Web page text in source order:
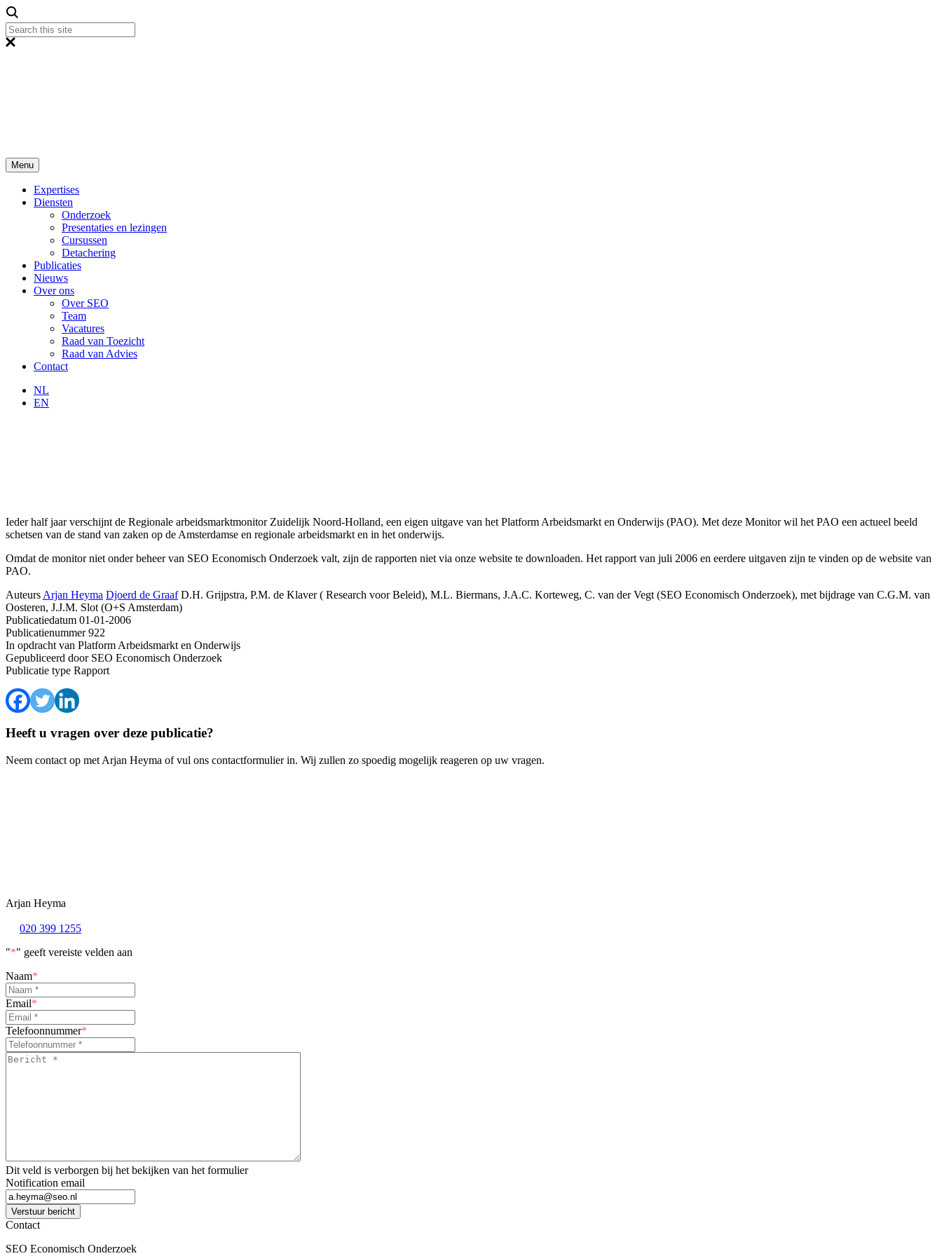
Menu
Expertises
Diensten
Onderzoek
Presentaties en lezingen
Cursussen
Detachering
Publicaties
Nieuws
Over ons
Over SEO
Team
Vacatures
Raad van Toezicht
Raad van Advies
Contact
NL
EN
Ieder half jaar verschijnt de Regionale arbeidsmarktmonitor Zuidelijk Noord-Holland, een eigen uitgave van het Platform Arbeidsmarkt en Onderwijs (PAO). Met deze Monitor wil het PAO een actueel beeld
schetsen van de stand van zaken op de Amsterdamse en regionale arbeidsmarkt en in het onderwijs.
Omdat de monitor niet onder beheer van SEO Economisch Onderzoek valt, zijn de rapporten niet via onze website te downloaden. Het rapport van juli 2006 en eerdere uitgaven zijn te vinden op de website van
PAO.
Auteurs Arjan Heyma Djoerd de Graaf D.H. Grijpstra, P.M. de Klaver ( Research voor Beleid), M.L. Biermans, J.A.C. Korteweg, C. van der Vegt (SEO Economisch Onderzoek), met bijdrage van C.G.M. van
Oosteren, J.J.M. Slot (O+S Amsterdam)
Publicatiedatum 01-01-2006
Publicatienummer922
In opdracht van Platform Arbeidsmarkt en Onderwijs
Gepubliceerd doorSEO Economisch Onderzoek
Publicatie type Rapport
Heeft u vragen over deze publicatie?
Neem contact op met Arjan Heyma of vul ons contactformulier in. Wij zullen zo spoedig mogelijk reageren op uw vragen.
Arjan Heyma
020 399 1255
"*" geeft vereiste velden aan
Naam*
Email*
Telefoonnummer*
Bericht
Dit veld is verborgen bij het bekijken van het formulier
Notification email
Verstuur bericht
Contact
SEO Economisch Onderzoek